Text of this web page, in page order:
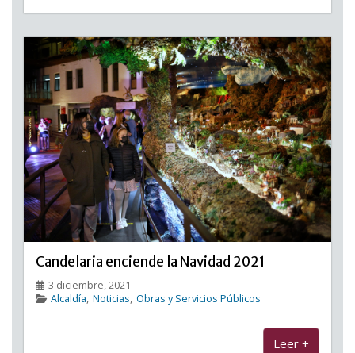
Candelaria enciende la Navidad 2021
3 diciembre, 2021
Alcaldía, Noticias, Obras y Servicios Públicos
Leer +